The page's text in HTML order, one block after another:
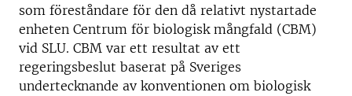
som föreståndare för den då relativt nystartade
enheten Centrum för biologisk mångfald (CBM)
vid SLU. CBM var ett resultat av ett
regeringsbeslut baserat på Sveriges
undertecknande av konventionen om biologisk